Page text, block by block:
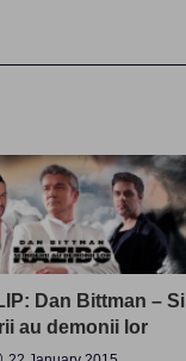
Dan Bittman – Si
au demonii lor